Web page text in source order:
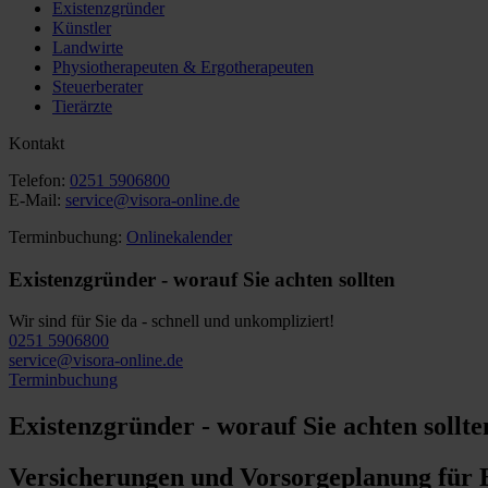
Existenzgründer
Künstler
Landwirte
Physiotherapeuten & Ergotherapeuten
Steuerberater
Tierärzte
Kontakt
Telefon: 0251 5906800
E-Mail: service@visora-online.de
Terminbuchung: Onlinekalender
Existenzgründer - worauf Sie achten sollten
Wir sind für Sie da - schnell und unkompliziert!
0251 5906800
service@visora-online.de
Terminbuchung
Existenzgründer - worauf Sie achten
Versicherungen und Vorsorgeplanung für